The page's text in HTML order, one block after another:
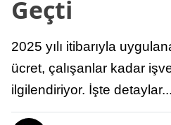
Geçti
2025 yılı itibarıyla
ücret, çalışanlar kadar
ilgilendiriyor. İşte detaylar...